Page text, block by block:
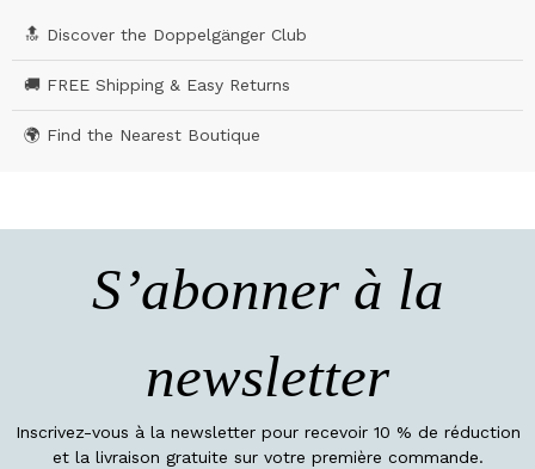
🔝 Discover the Doppelgänger Club
🚚 FREE Shipping & Easy Returns
🌍 Find the Nearest Boutique
S’abonner à la
newsletter
Inscrivez-vous à la newsletter pour recevoir 10 % de réduction
et la livraison gratuite sur votre première commande.